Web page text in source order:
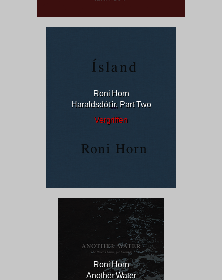
Roni Horn
Haraldsdóttir, Part Two
Vergriffen
Roni Horn
Another Water